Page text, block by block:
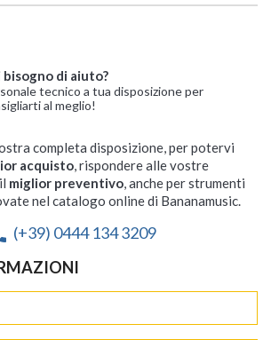
bisogno di aiuto?
tecnico a tua disposizione per
al meglio!
completa disposizione, per potervi
acquisto, rispondere alle vostre
miglior preventivo, anche per strumenti
nel catalogo online di Bananamusic.
(+39) 0444 134 3209